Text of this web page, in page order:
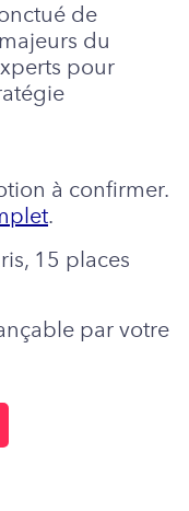
de
du
pour
à confirmer.
.
15 places
par votre